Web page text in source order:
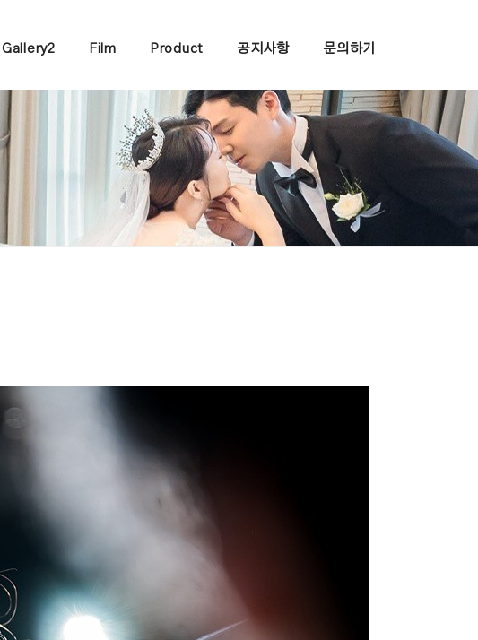
Gallery2 Film Product 공지사항 문의하기